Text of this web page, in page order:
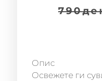
790
Опис
Освежете ги